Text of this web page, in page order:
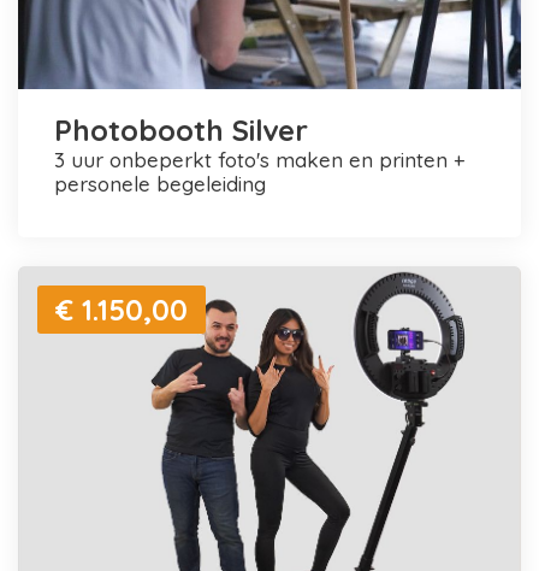
Photobooth Silver
3 uur onbeperkt foto's maken en printen +
personele begeleiding
€ 1.150,00